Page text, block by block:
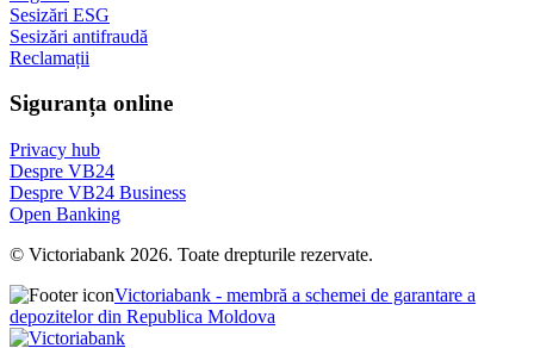
Sesizări ESG
Sesizări antifraudă
Reclamații
Siguranța online
Privacy hub
Despre VB24
Despre VB24 Business
Open Banking
© Victoriabank 2026. Toate drepturile rezervate.
Victoriabank - membră a schemei de garantare a
depozitelor din Republica Moldova